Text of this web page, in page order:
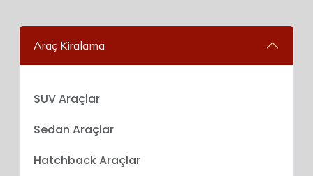
Araç Kiralama
SUV Araçlar
Sedan Araçlar
Hatchback Araçlar